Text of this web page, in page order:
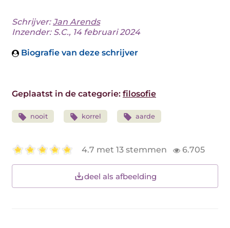
Schrijver:Jan Arends
Inzender: S.C., 14 februari 2024
Biografie van deze schrijver
Geplaatst in de categorie: filosofie
nooit korrel aarde
4.7 met 13 stemmen 6.705
deel als afbeelding